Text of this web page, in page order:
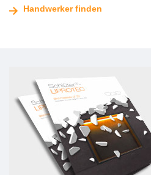
Handwerker finden